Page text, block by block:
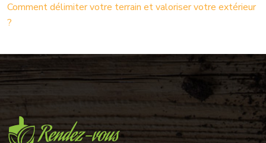
Comment délimiter votre terrain et valoriser votre extérieur
?